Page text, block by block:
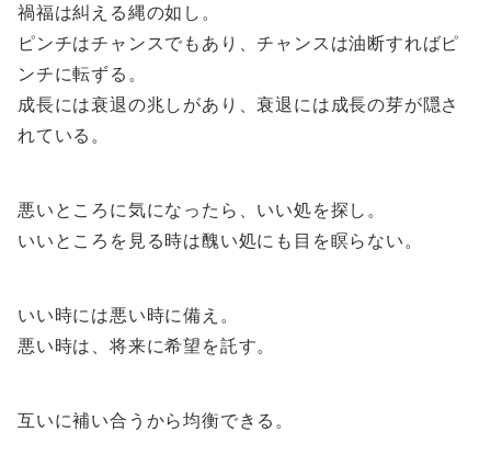
禍福は糾える縄の如し。
ピンチはチャンスでもあり、チャンスは油断すればピ
ンチに転ずる。
成長には衰退の兆しがあり、衰退には成長の芽が隠さ
れている。
悪いところに気になったら、いい処を探し。
いいところを見る時は醜い処にも目を瞑らない。
いい時には悪い時に備え。
悪い時は、将来に希望を託す。
互いに補い合うから均衡できる。